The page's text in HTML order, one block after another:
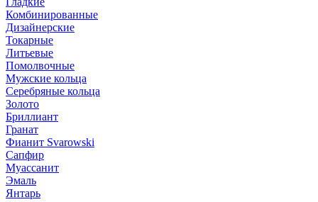
Комбинированные
Дизайнерские
Токарные
Литьевые
Помолвочные
Мужские кольца
Серебряные кольца
Золото
Бриллиант
Гранат
Фианит Svarowski
Сапфир
Муассанит
Эмаль
Янтарь